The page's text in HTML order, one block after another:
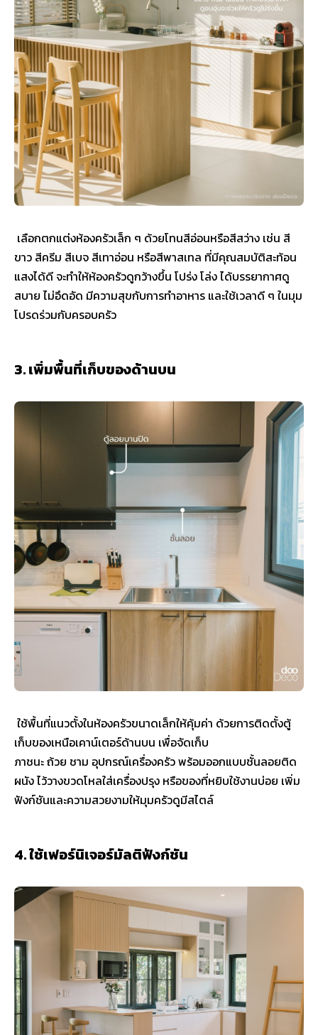
เลือกตกแต่งห้องครัวเล็ก ๆ ด้วยโทนสีอ่อนหรือสีสว่าง เช่น สี
ขาว สีครีม สีเบจ สีเทาอ่อน หรือสีพาสเทล ที่มีคุณสมบัติสะท้อน
แสงได้ดี จะทำให้ห้องครัวดูกว้างขึ้น โปร่ง โล่ง ได้บรรยากาศดู
สบาย ไม่อึดอัด มีความสุขกับการทำอาหาร และใช้เวลาดี ๆ ในมุม
โปรดร่วมกับครอบครัว
3. เพิ่มพื้นที่เก็บของด้านบน
ใช้พื้นที่แนวตั้งในห้องครัวขนาดเล็กให้คุ้มค่า ด้วยการติดตั้งตู้
เก็บของเหนือเคาน์เตอร์ด้านบน เพื่อจัดเก็บ
ภาชนะ ถ้วย ชาม อุปกรณ์เครื่องครัว พร้อมออกแบบชั้นลอยติด
ผนัง ไว้วางขวดโหลใส่เครื่องปรุง หรือของที่หยิบใช้งานบ่อย เพิ่ม
ฟังก์ชันและความสวยงามให้มุมครัวดูมีสไตล์
4. ใช้เฟอร์นิเจอร์มัลติฟังก์ชัน